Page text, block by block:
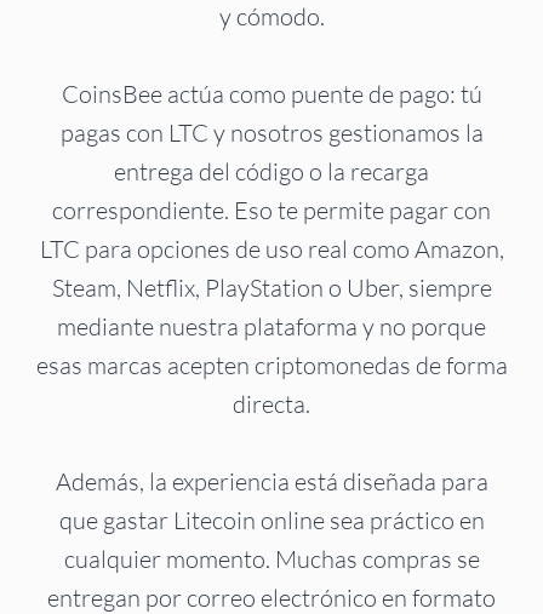
y cómodo.
CoinsBee actúa como puente de pago: tú
pagas con LTC y nosotros gestionamos la
entrega del código o la recarga
correspondiente. Eso te permite pagar con
LTC para opciones de uso real como Amazon,
Steam, Netflix, PlayStation o Uber, siempre
mediante nuestra plataforma y no porque
esas marcas acepten criptomonedas de forma
directa.
Además, la experiencia está diseñada para
que gastar Litecoin online sea práctico en
cualquier momento. Muchas compras se
entregan por correo electrónico en formato